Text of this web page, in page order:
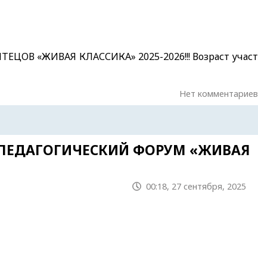
«ЖИВАЯ КЛАССИКА» 2025-2026!!! Возраст участ
Нет комментариев
ФОРУМ «ЖИВАЯ
00:18, 27 сентября, 2025